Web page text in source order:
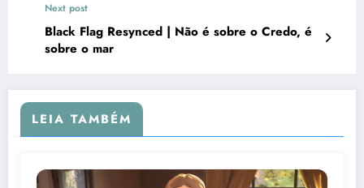
Next post
Black Flag Resynced | Não é sobre o Credo, é
sobre o mar
LEIA TAMBÉM